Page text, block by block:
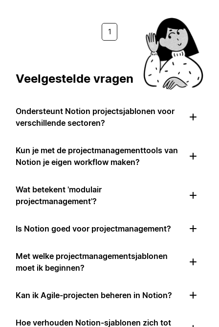
1
Veelgestelde vragen
Ondersteunt Notion projectsjablonen voor
verschillende sectoren?
Kun je met de projectmanagementtools van
Notion je eigen workflow maken?
Wat betekent 'modulair
projectmanagement'?
Is Notion goed voor projectmanagement?
Met welke projectmanagementsjablonen
moet ik beginnen?
Kan ik Agile-projecten beheren in Notion?
Hoe verhouden Notion-sjablonen zich tot